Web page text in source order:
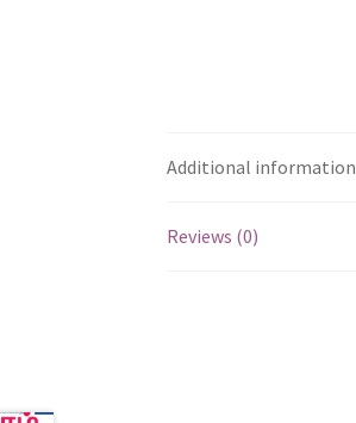
Additional information
Reviews (0)